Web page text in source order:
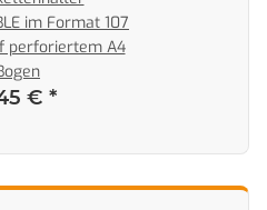
im Format 107
perforiertem A4
€ *